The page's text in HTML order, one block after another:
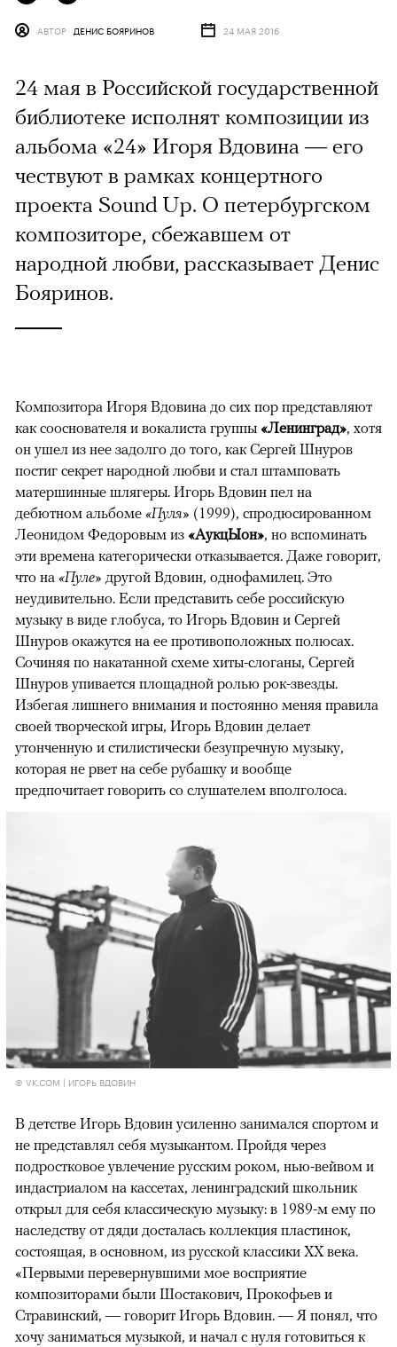
АВТОР ДЕНИС БОЯРИНОВ 24 МАЯ 2016
24 мая в Российской государственной
библиотеке исполнят композиции из
альбома «24» Игоря Вдовина — его
чествуют в рамках концертного
проекта Sound Up. О петербургском
композиторе, сбежавшем от
народной любви, рассказывает Денис
Бояринов.
Композитора Игоря Вдовина до сих пор представляют
как сооснователя и вокалиста группы «Ленинград», хотя
он ушел из нее задолго до того, как Сергей Шнуров
постиг секрет народной любви и стал штамповать
матершинные шлягеры. Игорь Вдовин пел на
дебютном альбоме «Пуля» (1999), спродюсированном
Леонидом Федоровым из «АукцЫон», но вспоминать
эти времена категорически отказывается. Даже говорит,
что на «Пуле» другой Вдовин, однофамилец. Это
неудивительно. Если представить себе российскую
музыку в виде глобуса, то Игорь Вдовин и Сергей
Шнуров окажутся на ее противоположных полюсах.
Сочиняя по накатанной схеме хиты-слоганы, Сергей
Шнуров упивается площадной ролью рок-звезды.
Избегая лишнего внимания и постоянно меняя правила
своей творческой игры, Игорь Вдовин делает
утонченную и стилистически безупречную музыку,
которая не рвет на себе рубашку и вообще
предпочитает говорить со слушателем вполголоса.
© VK.COM | ИГОРЬ ВДОВИН
В детстве Игорь Вдовин усиленно занимался спортом и
не представлял себя музыкантом. Пройдя через
подростковое увлечение русским роком, нью-вейвом и
индастриалом на кассетах, ленинградский школьник
открыл для себя классическую музыку: в 1989-м ему по
наследству от дяди досталась коллекция пластинок,
состоящая, в основном, из русской классики XX века.
«Первыми перевернувшими мое восприятие
композиторами были Шостакович, Прокофьев и
Стравинский, — говорит Игорь Вдовин. — Я понял, что
хочу заниматься музыкой, и начал с нуля готовиться к